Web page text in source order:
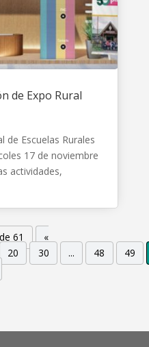
de Expo Rural
de Escuelas Rurales
17 de noviembre
actividades,
61
«
20 30 ... 48
49